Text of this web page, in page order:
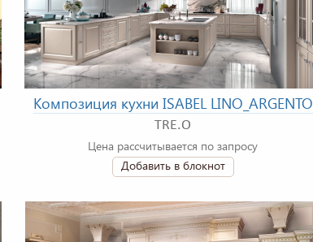
Композиция кухни ISABEL LINO_ARGENTO
TRE.O
Цена рассчитывается по запросу
Добавить в блокнот